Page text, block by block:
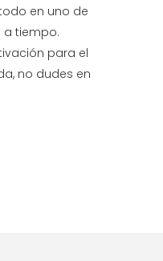
en uno de
tiempo.
para el
no dudes en